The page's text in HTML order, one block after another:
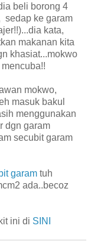
beli borong 4
sedap ke garam
kata,
makanan kita
khasiat...mokwo
mokwo,
masuk bakul
menggunakan
dgn garam
secubit garam
garam tuh
ada..becoz
ini di SINI